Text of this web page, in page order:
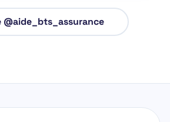
@aide_bts_assurance